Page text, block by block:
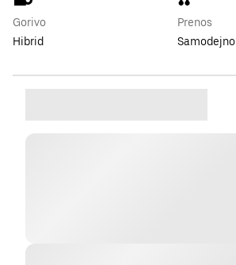
Gorivo
Hibrid
Prenos
Samodejno